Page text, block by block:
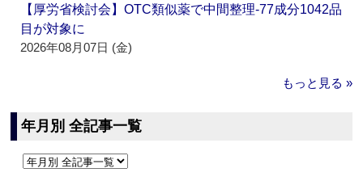
【厚労省検討会】OTC類似薬で中間整理‐77成分1042品
目が対象に
2026年08月07日 (金)
もっと見る »
年月別 全記事一覧